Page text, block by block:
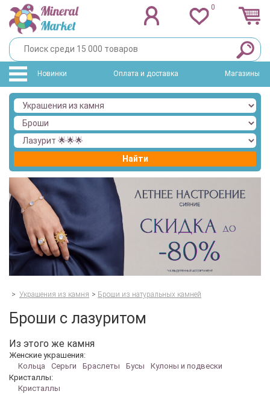
0
Новинки Оплата и доставка Магазины
Найти
> Украшения из камня > Броши из натуральных камней
Броши с лазуритом
Из этого же камня
Женские украшения:
Кольца
Серьги Браслеты Бусы
Кулоны и подвески
Кристаллы:
Кристаллы